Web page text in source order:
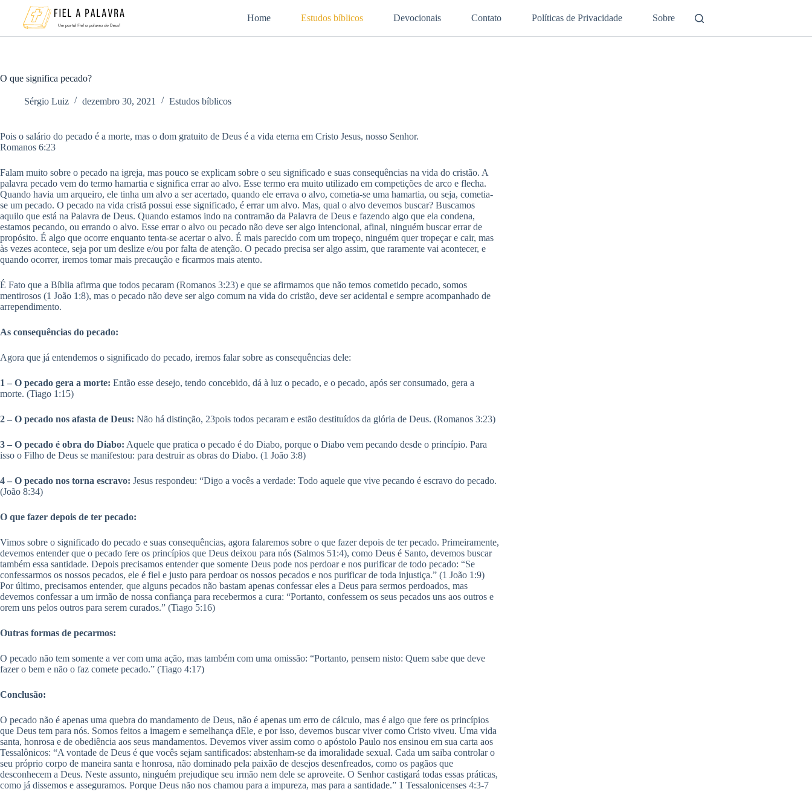
conteúdo
Home Estudos bíblicos Devocionais Contato Políticas de Privacidade Sobre
O que significa pecado?
Sérgio Luiz dezembro 30, 2021 Estudos bíblicos
Pois o salário do pecado é a morte, mas o dom gratuito de Deus é a vida eterna em Cristo Jesus, nosso Senhor.
Romanos 6:23
Falam muito sobre o pecado na igreja, mas pouco se explicam sobre o seu significado e suas consequências na vida do cristão. A
palavra pecado vem do termo hamartia e significa errar ao alvo. Esse termo era muito utilizado em competições de arco e flecha.
Quando havia um arqueiro, ele tinha um alvo a ser acertado, quando ele errava o alvo, cometia-se uma hamartia, ou seja, cometia-
se um pecado. O pecado na vida cristã possui esse significado, é errar um alvo. Mas, qual o alvo devemos buscar? Buscamos
aquilo que está na Palavra de Deus. Quando estamos indo na contramão da Palavra de Deus e fazendo algo que ela condena,
estamos pecando, ou errando o alvo. Esse errar o alvo ou pecado não deve ser algo intencional, afinal, ninguém buscar errar de
propósito. É algo que ocorre enquanto tenta-se acertar o alvo. É mais parecido com um tropeço, ninguém quer tropeçar e cair, mas
às vezes acontece, seja por um deslize e/ou por falta de atenção. O pecado precisa ser algo assim, que raramente vai acontecer, e
quando ocorrer, iremos tomar mais precaução e ficarmos mais atento.
É Fato que a Bíblia afirma que todos pecaram (Romanos 3:23) e que se afirmamos que não temos cometido pecado, somos
mentirosos (1 João 1:8), mas o pecado não deve ser algo comum na vida do cristão, deve ser acidental e sempre acompanhado de
arrependimento.
As consequências do pecado:
Agora que já entendemos o significado do pecado, iremos falar sobre as consequências dele:
1 – O pecado gera a morte: Então esse desejo, tendo concebido, dá à luz o pecado, e o pecado, após ser consumado, gera a
morte. (Tiago 1:15)
2 – O pecado nos afasta de Deus: Não há distinção, 23pois todos pecaram e estão destituídos da glória de Deus. (Romanos 3:23)
3 – O pecado é obra do Diabo: Aquele que pratica o pecado é do Diabo, porque o Diabo vem pecando desde o princípio. Para
isso o Filho de Deus se manifestou: para destruir as obras do Diabo. (1 João 3:8)
4 – O pecado nos torna escravo: Jesus respondeu: “Digo a vocês a verdade: Todo aquele que vive pecando é escravo do pecado.
(João 8:34)
O que fazer depois de ter pecado:
Vimos sobre o significado do pecado e suas consequências, agora falaremos sobre o que fazer depois de ter pecado. Primeiramente,
devemos entender que o pecado fere os princípios que Deus deixou para nós (Salmos 51:4), como Deus é Santo, devemos buscar
também essa santidade. Depois precisamos entender que somente Deus pode nos perdoar e nos purificar de todo pecado: “Se
confessarmos os nossos pecados, ele é fiel e justo para perdoar os nossos pecados e nos purificar de toda injustiça.” (1 João 1:9)
Por último, precisamos entender, que alguns pecados não bastam apenas confessar eles a Deus para sermos perdoados, mas
devemos confessar a um irmão de nossa confiança para recebermos a cura: “Portanto, confessem os seus pecados uns aos outros e
orem uns pelos outros para serem curados.” (Tiago 5:16)
Outras formas de pecarmos:
O pecado não tem somente a ver com uma ação, mas também com uma omissão: “Portanto, pensem nisto: Quem sabe que deve
fazer o bem e não o faz comete pecado.” (Tiago 4:17)
Conclusão:
O pecado não é apenas uma quebra do mandamento de Deus, não é apenas um erro de cálculo, mas é algo que fere os princípios
que Deus tem para nós. Somos feitos a imagem e semelhança dEle, e por isso, devemos buscar viver como Cristo viveu. Uma vida
santa, honrosa e de obediência aos seus mandamentos. Devemos viver assim como o apóstolo Paulo nos ensinou em sua carta aos
Tessalônicos: “A vontade de Deus é que vocês sejam santificados: abstenham-se da imoralidade sexual. Cada um saiba controlar o
seu próprio corpo de maneira santa e honrosa, não dominado pela paixão de desejos desenfreados, como os pagãos que
desconhecem a Deus. Neste assunto, ninguém prejudique seu irmão nem dele se aproveite. O Senhor castigará todas essas práticas,
como já dissemos e asseguramos. Porque Deus não nos chamou para a impureza, mas para a santidade.” 1 Tessalonicenses 4:3-7